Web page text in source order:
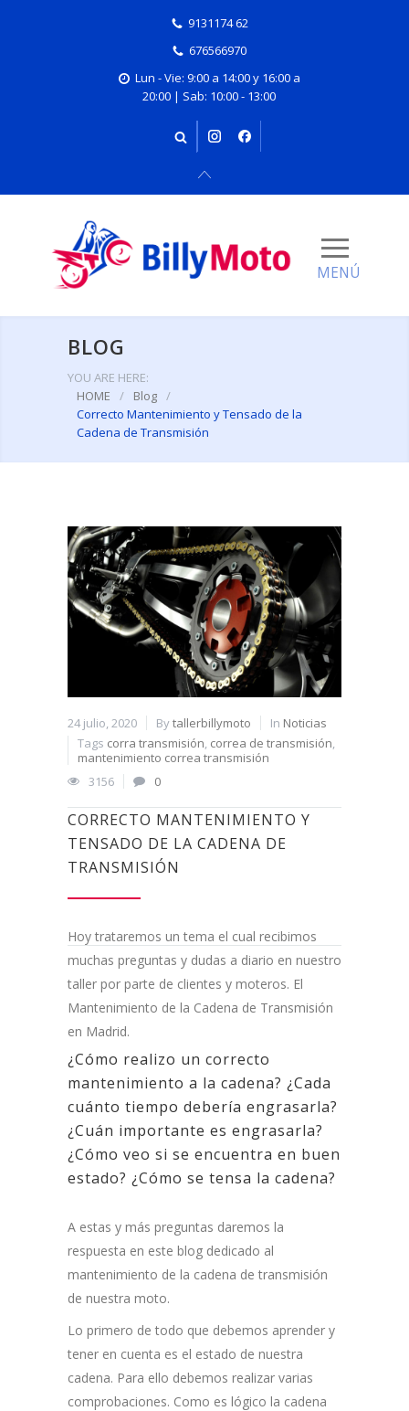
9131174 62
676566970
Lun - Vie: 9:00 a 14:00 y 16:00 a
20:00 | Sab: 10:00 - 13:00
BLOG
YOU ARE HERE:
HOME
/ Blog
/
Correcto Mantenimiento y Tensado de la
Cadena de Transmisión
24 julio, 2020 Bytallerbillymoto In Noticias
Tags corra transmisión, correa de transmisión,
mantenimiento correa transmisión
3156
0
CORRECTO MANTENIMIENTO Y
TENSADO DE LA CADENA DE
TRANSMISIÓN
Hoy trataremos un tema el cual recibimos
muchas preguntas y dudas a diario en nuestro
taller por parte de clientes y moteros. El
Mantenimiento de la Cadena de Transmisión
en Madrid.
¿Cómo realizo un correcto
mantenimiento a la cadena? ¿Cada
cuánto tiempo debería engrasarla?
¿Cuán importante es engrasarla?
¿Cómo veo si se encuentra en buen
estado? ¿Cómo se tensa la cadena?
A estas y más preguntas daremos la
respuesta en este blog dedicado al
mantenimiento de la cadena de transmisión
de nuestra moto.
Lo primero de todo que debemos aprender y
tener en cuenta es el estado de nuestra
cadena. Para ello debemos realizar varias
comprobaciones. Como es lógico la cadena